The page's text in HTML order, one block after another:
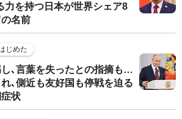
力を持つ日本が世界シェア8
名前
じめた
､言葉を失ったとの指摘も…
､側近も友好国も停戦を迫る
状